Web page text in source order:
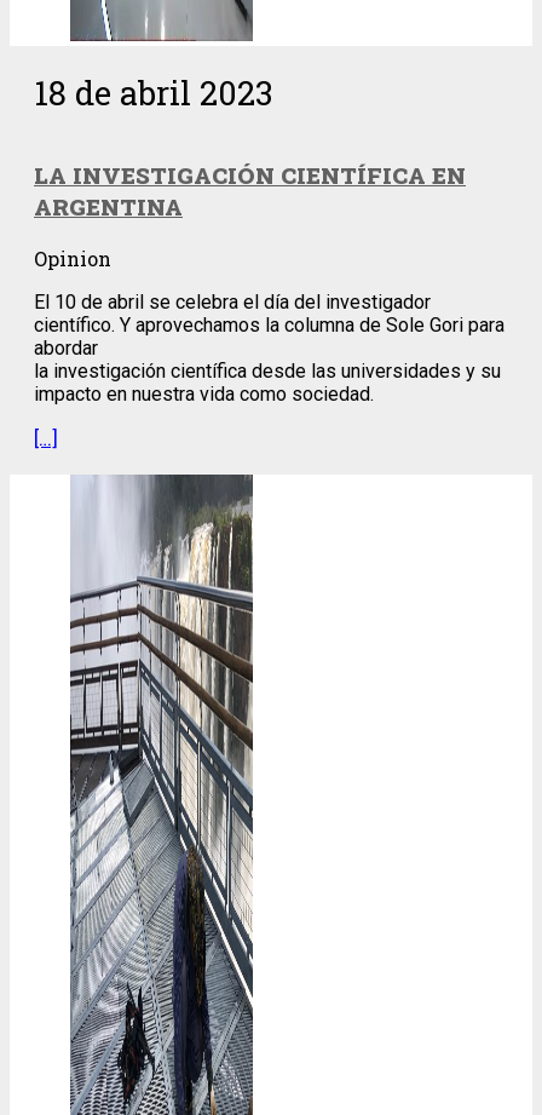
18 de abril 2023
LA INVESTIGACIÓN CIENTÍFICA EN
ARGENTINA
Opinion
El 10 de abril se celebra el día del investigador
científico. Y aprovechamos la columna de Sole Gori para
abordar
la investigación científica desde las universidades y su
impacto en nuestra vida como sociedad.
[…]